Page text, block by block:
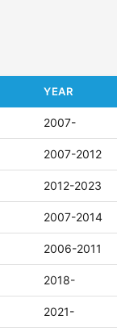
YEAR
2007-
2007-2012
2012-2023
2007-2014
2006-2011
2018-
2021-